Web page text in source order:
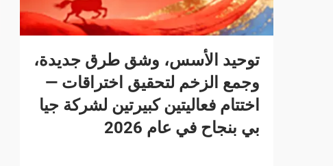
توحيد الأسس، وشق طرق جديدة،
وجمع الزخم لتحقيق اختراقات —
اختتام فعاليتين كبيرتين لشركة جيا
بي بنجاح في عام 2026